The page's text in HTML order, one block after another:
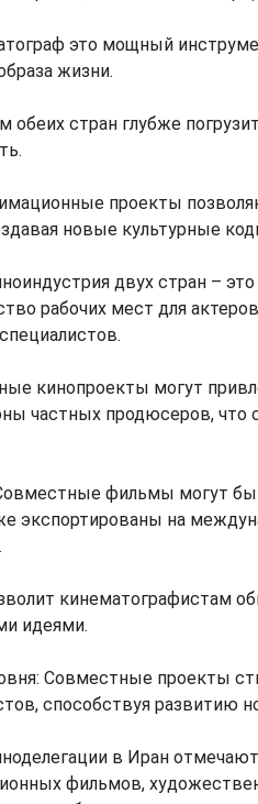
это мощный
жизни.
стран глубже
проекты
новые культурные
двух стран –
рабочих мест для
кинопроекты могут
частных продюсеров, что
фильмы могут
экспортированы на
кинематографистам
идеями.
Совместные проекты
способствуя развитию
в Иран
фильмов,